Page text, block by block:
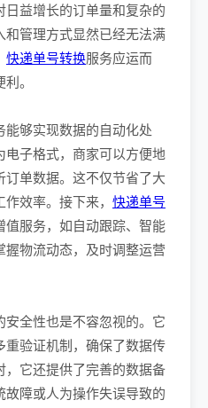
益增长的订单量和复杂的
管理方式显然已经无法满
快递单号转换服务应运而
。
能够实现数据的自动化处
子格式，商家可以方便地
单数据。这不仅节省了大
效率。接下来， 快递单号
值服务，如自动跟踪、智能
物流动态，及时调整运营
安全性也是不容忽视的。它
重验证机制，确保了数据传
它还提供了完善的数据备
障或人为操作失误导致的